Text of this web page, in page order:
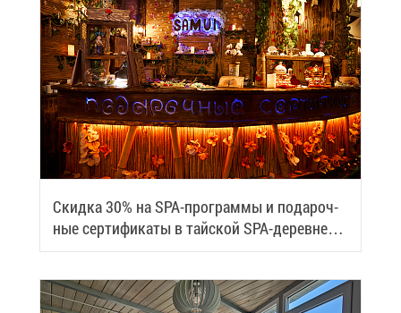
Скид­ка 30% на SPA-про­грам­мы и по­да­роч­
ные сер­ти­фи­ка­ты в тай­ской SPA-де­ревне
Samui